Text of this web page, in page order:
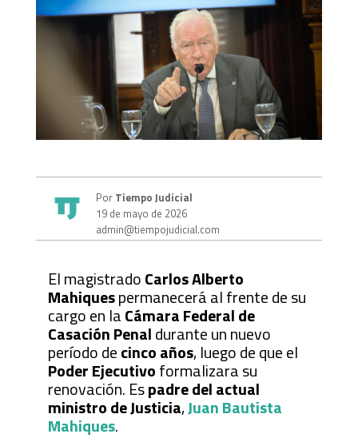
PorTiempo Judicial
19 de mayo de 2026
admin@tiempojudicial.com
El magistradoCarlos Alberto
Mahiquespermanecerá al frente de su
cargo en laCámara Federal de
Casación Penaldurante un nuevo
período decinco años, luego de que el
Poder Ejecutivoformalizara su
renovación. Espadre del actual
ministro de Justicia,Juan Bautista
Mahiques.